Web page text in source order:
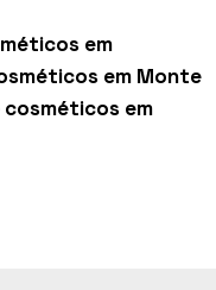
em
em Monte
em